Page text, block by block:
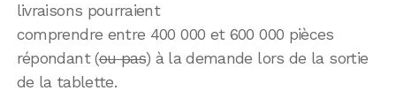
livraisons pourraient
comprendre entre 400 000 et 600 000 pièces
répondant (ou pas) à la demande lors de la sortie
de la tablette.